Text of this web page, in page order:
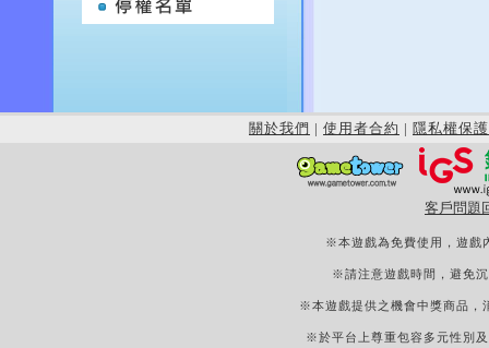
關於我們 | 使用者合約 | 隱私權保護
客戶問題
※本遊戲為免費使用，遊戲
※請注意遊戲時間，避免
※本遊戲提供之機會中獎商品，
※於平台上尊重包容多元性別